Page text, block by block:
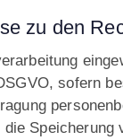
zu den
sofern